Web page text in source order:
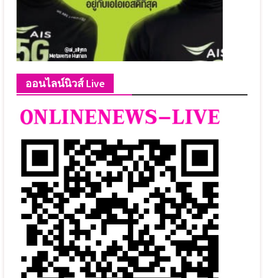
ออนไลน์นิวส์ Live